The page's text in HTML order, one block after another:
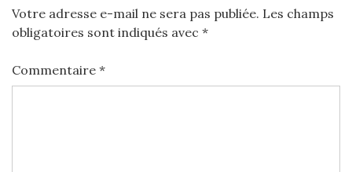
Votre adresse e-mail ne sera pas publiée. Les champs
obligatoires sont indiqués avec *
Commentaire *